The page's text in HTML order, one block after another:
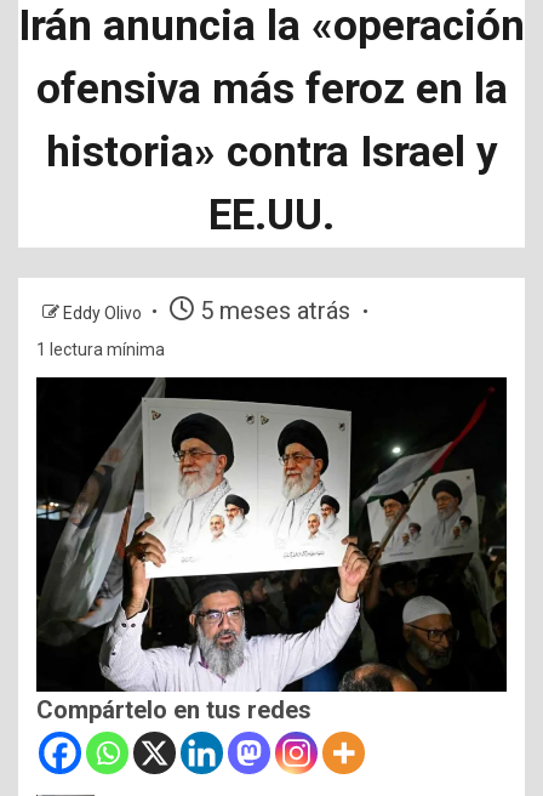
Irán anuncia la «operación
ofensiva más feroz en la
historia» contra Israel y
EE.UU.
Eddy Olivo 5 meses atrás
1 lectura mínima
Compártelo en tus redes